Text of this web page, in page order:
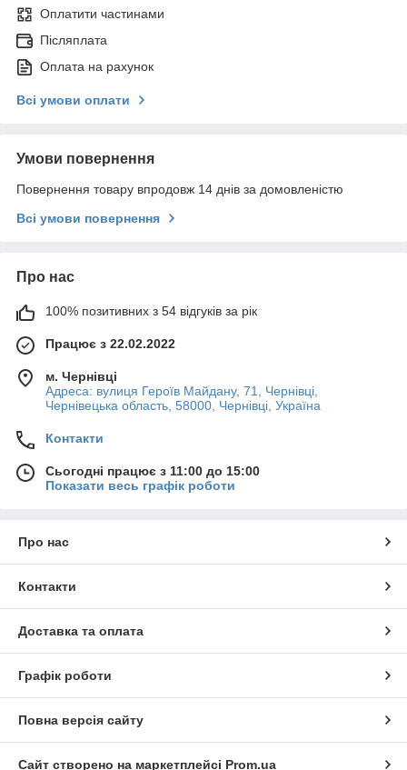
Оплатити частинами
Післяплата
Оплата на рахунок
Всі умови оплати
Умови повернення
Повернення товару впродовж 14 днів за домовленістю
Всі умови повернення
Про нас
100% позитивних з 54 відгуків за рік
Працює з 22.02.2022
м. Чернівці
Адреса: вулиця Героїв Майдану, 71, Чернівці,
Чернівецька область, 58000, Чернівці, Україна
Контакти
Сьогодні працює з 11:00 до 15:00
Показати весь графік роботи
Про нас
Контакти
Доставка та оплата
Графік роботи
Повна версія сайту
Сайт створено на маркетплейсі Prom.ua